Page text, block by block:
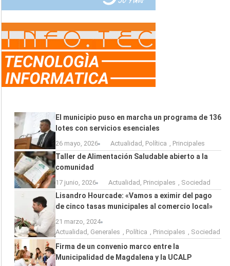
El municipio puso en marcha un programa de 136
lotes con servicios esenciales
26 mayo, 2026 Actualidad , Política , Principales
Taller de Alimentación Saludable abierto a la
comunidad
17 junio, 2026 Actualidad , Principales , Sociedad
Lisandro Hourcade: «Vamos a eximir del pago
de cinco tasas municipales al comercio local»
21 marzo, 2024
Actualidad , Generales , Política , Principales , Sociedad
Firma de un convenio marco entre la
Municipalidad de Magdalena y la UCALP